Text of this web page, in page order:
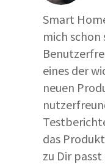
Smart
mich
eines der
neuen
das
zu Dir